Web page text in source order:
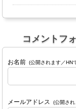
コメントフ
お名前(公開されます／HN
メールアドレス(公開さ